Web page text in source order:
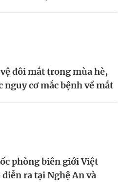
đôi mắt trong mùa hè,
cơ mắc bệnh về mắt
phòng biên giới Việt
ra tại Nghệ An và